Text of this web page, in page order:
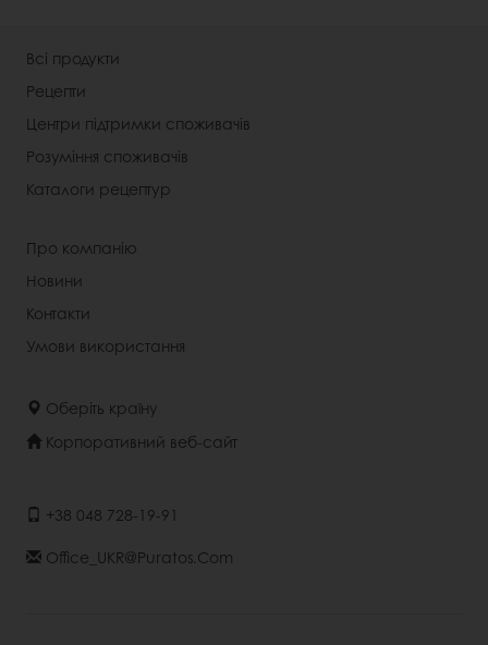
Всі продукти
Рецепти
Центри підтримки споживачів
Розуміння споживачів
Каталоги рецептур
Про компанію
Новини
Контакти
Умови використання
Оберіть країну
Корпоративний веб-сайт
+38 048 728-19-91
Office_UKR@puratos.com